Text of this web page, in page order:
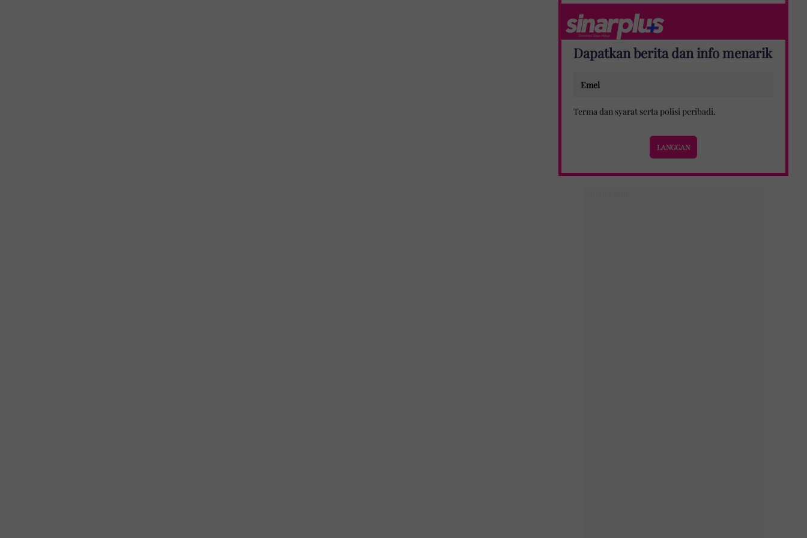
Dapatkan berita dan info menarik
Terma dan syaratserta polisi peribadi.